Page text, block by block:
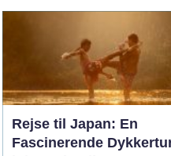
Rejse til Japan: En
Fascinerende